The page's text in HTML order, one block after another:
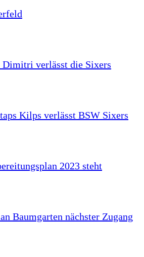
verlässt die Sixers
Kilps verlässt BSW Sixers
2023 steht
Baumgarten nächster Zugang